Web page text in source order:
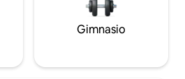
Gimnasio